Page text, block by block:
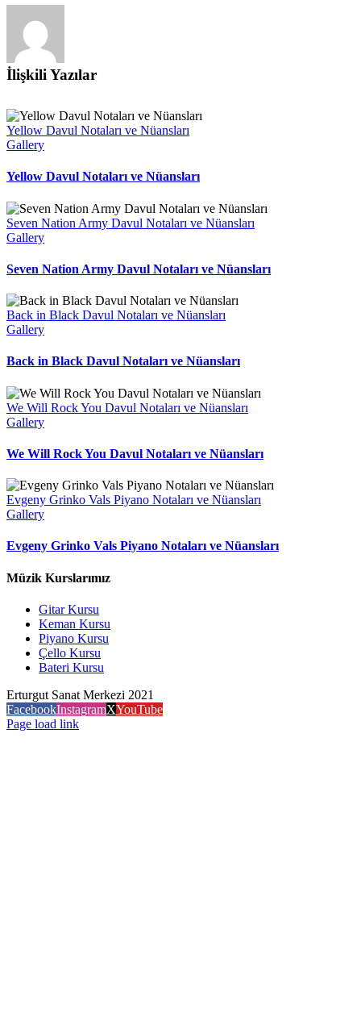
İlişkili Yazılar
Yellow Davul Notaları ve Nüansları
Gallery
Yellow Davul Notaları ve Nüansları
Seven Nation Army Davul Notaları ve Nüansları
Gallery
Seven Nation Army Davul Notaları ve Nüansları
Back in Black Davul Notaları ve Nüansları
Gallery
Back in Black Davul Notaları ve Nüansları
We Will Rock You Davul Notaları ve Nüansları
Gallery
We Will Rock You Davul Notaları ve Nüansları
Evgeny Grinko Vals Piyano Notaları ve Nüansları
Gallery
Evgeny Grinko Vals Piyano Notaları ve Nüansları
Müzik Kurslarımız
Gitar Kursu
Keman Kursu
Piyano Kursu
Çello Kursu
Bateri Kursu
Erturgut Sanat Merkezi 2021
FacebookInstagramXYouTube
Page load link